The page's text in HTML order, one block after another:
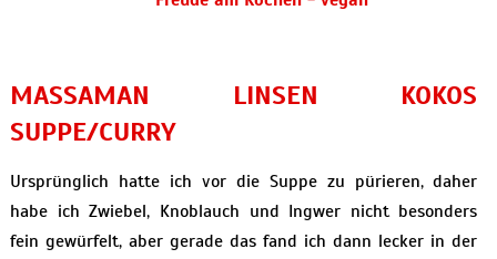
MASSAMAN LINSEN KOKOS
SUPPE/CURRY
Ursprünglich hatte ich vor die Suppe zu pürieren, daher
habe ich Zwiebel, Knoblauch und Ingwer nicht besonders
fein gewürfelt, aber gerade das fand ich dann lecker in der